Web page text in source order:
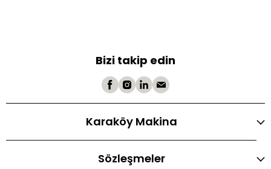
Bizi takip edin
Karaköy Makina
Sözleşmeler